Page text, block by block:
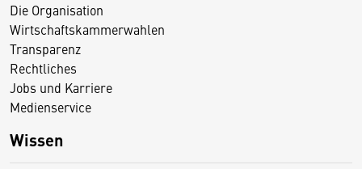
Die Organisation
Wirtschaftskammerwahlen
Transparenz
Rechtliches
Jobs und Karriere
Medienservice
Wissen